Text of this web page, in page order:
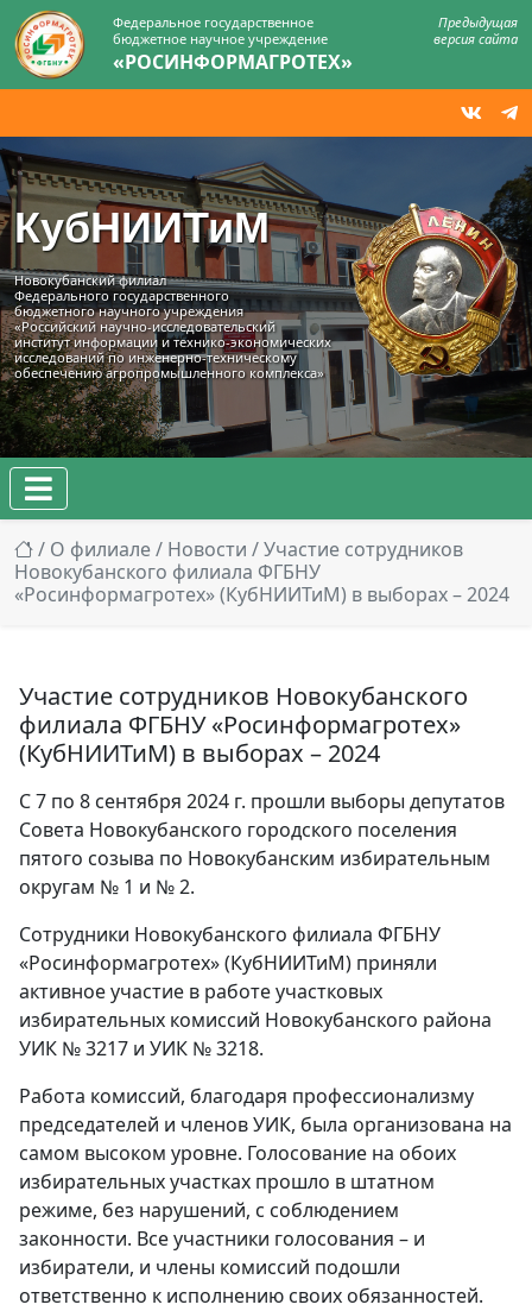
Федеральное государственное
бюджетное научное учреждение
«РОСИНФОРМАГРОТЕХ»
Предыдущая
версия сайта
КубНИИТиМ
Новокубанский филиал
Федерального государственного
бюджетного научного учреждения
«Российский научно-исследовательский
институт информации и технико‑экономических
исследований по инженерно‑техническому
обеспечению агропромышленного комплекса»
/ О филиале/ Новости / Участие сотрудников
Новокубанского филиала ФГБНУ
«Росинформагротех» (КубНИИТиМ) в выборах – 2024
Участие сотрудников Новокубанского
филиала ФГБНУ «Росинформагротех»
(КубНИИТиМ) в выборах – 2024
С 7 по 8 сентября 2024 г. прошли выборы депутатов
Совета Новокубанского городского поселения
пятого созыва по Новокубанским избирательным
округам № 1 и № 2.
Сотрудники Новокубанского филиала ФГБНУ
«Росинформагротех» (КубНИИТиМ) приняли
активное участие в работе участковых
избирательных комиссий Новокубанского района
УИК № 3217 и УИК № 3218.
Работа комиссий, благодаря профессионализму
председателей и членов УИК, была организована на
самом высоком уровне. Голосование на обоих
избирательных участках прошло в штатном
режиме, без нарушений, с соблюдением
законности. Все участники голосования – и
избиратели, и члены комиссий подошли
ответственно к исполнению своих обязанностей.